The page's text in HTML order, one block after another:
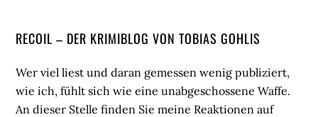
Seitenspalte
RECOIL – DER KRIMIBLOG VON TOBIAS GOHLIS
Wer viel liest und daran gemessen wenig publiziert,
wie ich, fühlt sich wie eine unabgeschossene Waffe.
An dieser Stelle finden Sie meine Reaktionen auf